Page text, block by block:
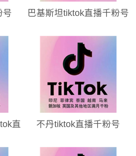
号 巴基斯坦tiktok直播千粉号
直
不丹tiktok直播千粉号